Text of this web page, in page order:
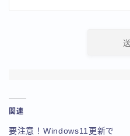
関連
要注意！Windows11更新で